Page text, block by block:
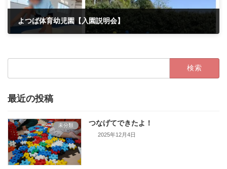
よつば体育幼児園【入園説明会】
検
最近の投稿
未分類 つなげてできたよ！
2025年12月4日